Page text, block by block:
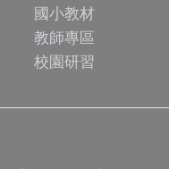
國小教材
教師專區
校園研習